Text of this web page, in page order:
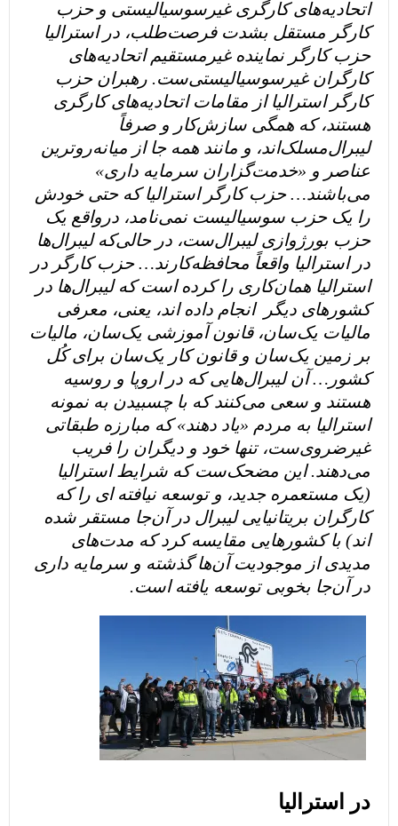
اتحادیه‌های کارگری غیرسوسیالیستی و حزب
کارگر مستقل بشدت فرصت‌طلب، در استرالیا
حزب کارگر نماینده غیرمستقیم اتحادیه‌های
کارگران غیرسوسیالیستی‌ست. رهبران حزب
کارگر استرالیا از مقامات اتحادیه‌های کارگری
هستند، که همگی سازش‌کار و صرفاً
لیبرال‌مسلک‌اند، و مانند همه جا از میانه‌روترین
عناصر و «خدمت‌گزاران سرمایه داری»
می‌باشند… حزب کارگر استرالیا که حتی خودش
را یک حزب سوسیالیست نمی‌نامد، درواقع یک
حزب بورژوازی لیبرال‌ست، در حالی‌که لیبرال‌ها
در استرالیا واقعاً محافظه‌کارند…حزب کارگر در
استرالیا همان‌کاری را کرده است که لیبرال‌ها در
کشورهای دیگر انجام داده اند، یعنی، معرفی
مالیات یک‌سان‌، قانون آموزشی یک‌سان، مالیات
بر زمین یک‌سان و قانون کار یک‌سان برای کُل
کشور… آن لیبرال‌هایی که در اروپا و روسیه
هستند و سعی می‌کنند که با چسبیدن به نمونه
استرالیا به مردم «یاد دهند» که مبارزه طبقاتی
غیرضروی‌ست، تنها خود و دیگران را فریب
می‌دهند. این مضحک‌ست که شرایط استرالیا
(یک مستعمره جدید، و توسعه نیافته ای را که
کارگران بریتانیایی لیبرال در آن‌جا مستقر شده
اند) با کشورهایی مقایسه کرد که مدت‌های
مدیدی‌ از موجودیت آن‌ها گذشته و سرمایه داری
در آن‌جا بخوبی توسعه یافته است.
در استرالیا